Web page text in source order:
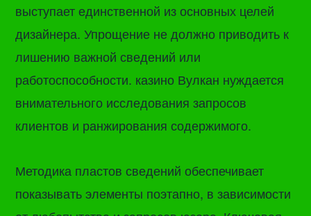
выступает единственной из основных целей
дизайнера. Упрощение не должно приводить к
лишению важной сведений или
работоспособности. казино Вулкан нуждается
внимательного исследования запросов
клиентов и ранжирования содержимого.
Методика пластов сведений обеспечивает
показывать элементы поэтапно, в зависимости